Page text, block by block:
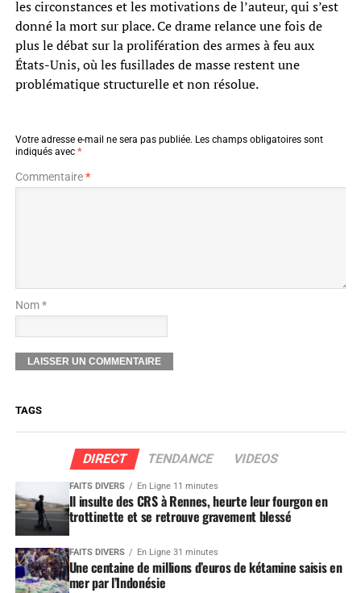
les circonstances et les motivations de l’auteur, qui s’est
donné la mort sur place. Ce drame relance une fois de
plus le débat sur la prolifération des armes à feu aux
États-Unis, où les fusillades de masse restent une
problématique structurelle et non résolue.
Votre adresse e-mail ne sera pas publiée. Les champs obligatoires sont
indiqués avec *
Commentaire*
Nom *
TAGS
DIRECT TENDANCE VIDEOS
FAITS DIVERS En Ligne 11 minutes
Il insulte des CRS à Rennes, heurte leur fourgon en
trottinette et se retrouve gravement blessé
FAITS DIVERS En Ligne 31 minutes
Une centaine de millions d’euros de kétamine saisis en
mer par l’Indonésie